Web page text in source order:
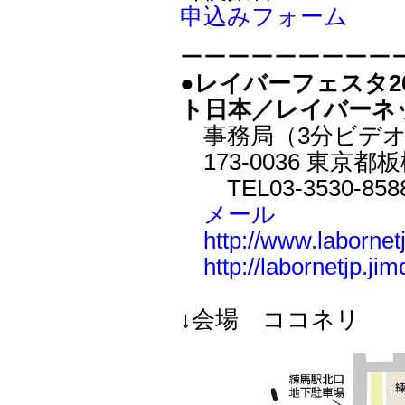
申込みフォーム
ーーーーーーーーー
●レイバーフェスタ
ト日本／レイバー
事務局（3分ビデ
173-0036 東京都板
TEL03-3530-
メール
http://
http://
↓会場 ココネリ